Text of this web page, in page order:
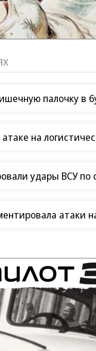
палочку в
на
удары ВСУ по
атаки